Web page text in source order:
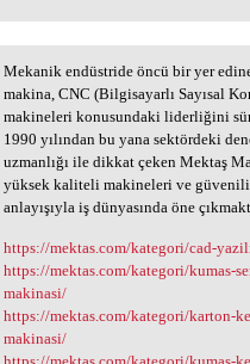
endüstride öncü bir
Mekanik endüstride öncü bir yer
makina, CNC (Bilgisayarlı Sayısal
makineleri konusundaki liderliğini
1990 yılından bu yana sektördeki
uzmanlığı ile dikkat çeken Mektaş
yüksek kaliteli makineleri ve
anlayışıyla iş dünyasında öne
https://mektas.com/kategori/cad-
https://mektas.com/kategori/kumas-
makinasi/
https://mektas.com/kategori/karton-
makinasi/